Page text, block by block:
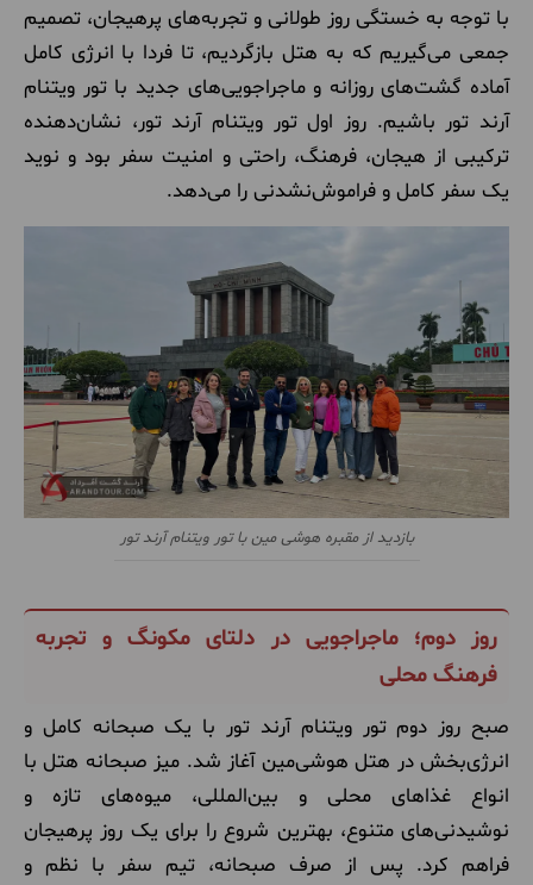
با توجه به خستگی روز طولانی و تجربه‌های پرهیجان، تصمیم
جمعی می‌گیریم که به هتل بازگردیم، تا فردا با انرژی کامل
آماده گشت‌های روزانه و ماجراجویی‌های جدید با تور ویتنام
آرند تور باشیم. روز اول تور ویتنام آرند تور، نشان‌دهنده
ترکیبی از هیجان، فرهنگ، راحتی و امنیت سفر بود و نوید
یک سفر کامل و فراموش‌نشدنی را می‌دهد.
بازدید از مقبره هوشی مین با تور ویتنام آرند تور
روز دوم؛ ماجراجویی در دلتای مکونگ و تجربه
فرهنگ محلی
صبح روز دوم تور ویتنام آرند تور با یک صبحانه کامل و
انرژی‌بخش در هتل هوشی‌مین آغاز شد. میز صبحانه هتل با
انواع غذاهای محلی و بین‌المللی، میوه‌های تازه و
نوشیدنی‌های متنوع، بهترین شروع را برای یک روز پرهیجان
فراهم کرد. پس از صرف صبحانه، تیم سفر با نظم و